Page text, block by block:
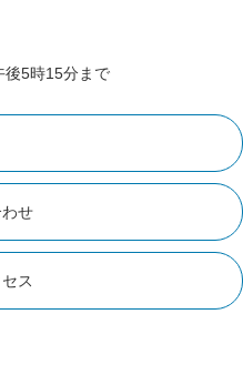
後5時15分まで
せ
ス